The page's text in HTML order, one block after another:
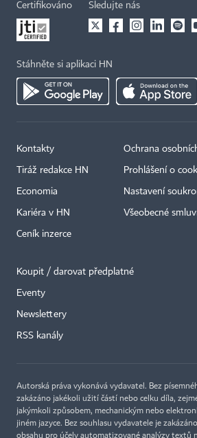
Certifikováno Sledujte nás
Stáhněte si aplikaci HN
Kontakty
Tiráž redakce HN
Economia
Kariéra v HN
Ceník inzerce
Ochrana
Prohlášení o
Nastavení
Všeobecné
Koupit / darovat předplatné
Eventy
Newslettery
RSS kanály
Autorská práva vykonává vydavatel. Bez
zakázáno jakékoli užití částí nebo celku díla,
jakýmkoli způsobem, mechanickým nebo
jiném jazyce. Bez souhlasu vydavatele je
obsahu pro účely automatizované analýzy textů